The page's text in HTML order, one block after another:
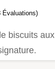
Évaluations)
biscuits aux